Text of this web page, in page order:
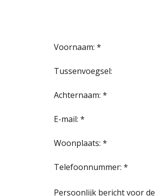
Voornaam: *
Tussenvoegsel:
Achternaam: *
E-mail: *
Woonplaats: *
Telefoonnummer: *
Persoonlijk bericht voor de